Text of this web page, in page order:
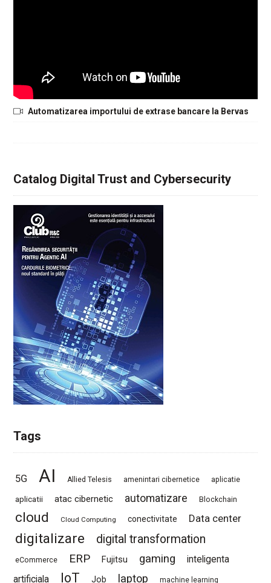
Automatizarea importului de extrase bancare la Bervas
Catalog Digital Trust and Cybersecurity
Tags
5G AI Allied Telesis amenintari cibernetice aplicatie
aplicatii atac cibernetic automatizare Blockchain
cloud Cloud Computing conectivitate Data center
digitalizare digital transformation
eCommerce ERP Fujitsu gaming
inteligenta
artificiala
IoT Job laptop machine learning